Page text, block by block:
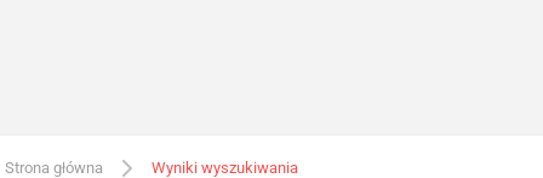
Strona główna Wyniki wyszukiwania